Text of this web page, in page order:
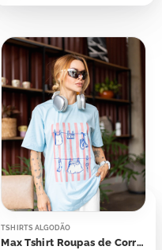
TSHIRTS ALGODÃO
Max Tshirt Roupas de Corrida